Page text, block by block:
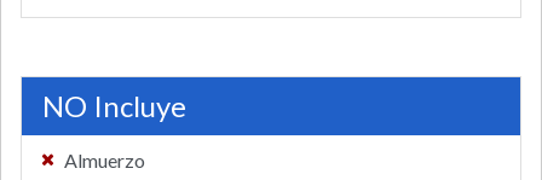
NO Incluye
Almuerzo